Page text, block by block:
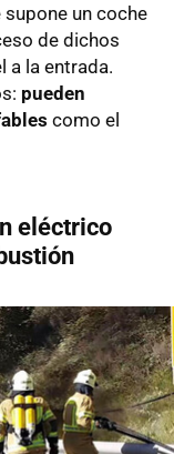
un coche
de dichos
a la entrada.
pueden
como el
eléctrico